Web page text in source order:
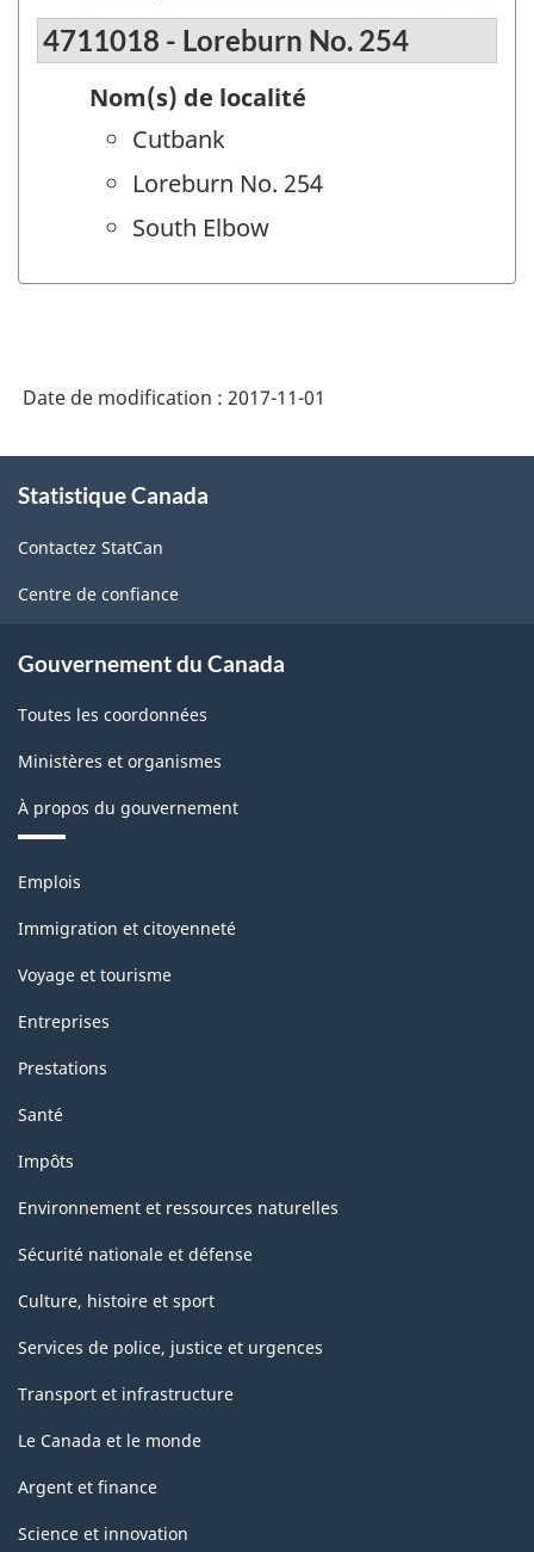
4711018 - Loreburn No. 254
Nom(s) de localité
Cutbank
Loreburn No. 254
South Elbow
Date de modification : 2017-11-01
propos
ce
site
Statistique Canada
Contactez StatCan
Centre de confiance
Gouvernement du Canada
Toutes les coordonnées
Ministères et organismes
À propos du gouvernement
Thèmes
sujets
Emplois
Immigration et citoyenneté
Voyage et tourisme
Entreprises
Prestations
Santé
Impôts
Environnement et ressources naturelles
Sécurité nationale et défense
Culture, histoire et sport
Services de police, justice et urgences
Transport et infrastructure
Le Canada et le monde
Argent et finance
Science et innovation